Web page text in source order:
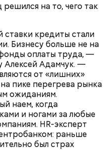
на то, чего так
кредиты стали
Бизнесу больше не на
оплаты труда, —
Алексей Адамчук. —
от «лишних»
пике перегрева рынка
ожиданиям.
наем, когда
и ногами за любые
HR-эксперт
раньше
был страх